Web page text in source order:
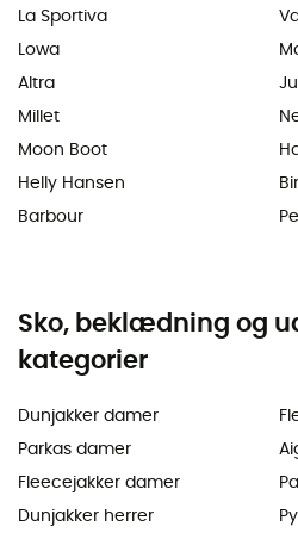
La Sportiva
Lowa
Altra
Millet
Moon Boot
Helly Hansen
Barbour
Sko, beklædning og
kategorier
Dunjakker damer
Parkas damer
Fleecejakker damer
Dunjakker herrer